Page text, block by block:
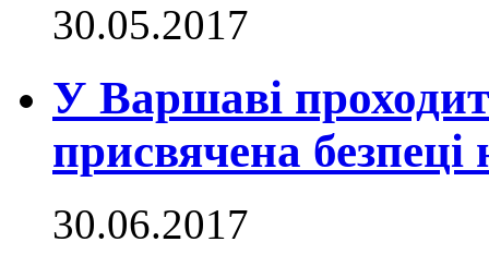
30.05.2017
У Варшаві
присвячена безпеці
30.06.2017